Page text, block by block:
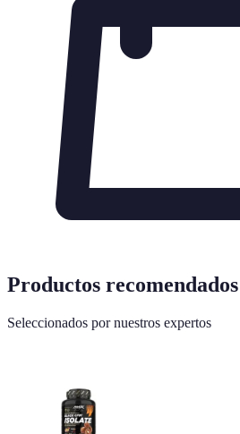
Productos recomendados
Seleccionados por nuestros expertos